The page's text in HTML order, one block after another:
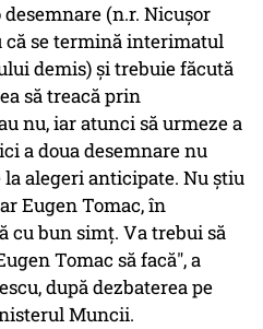
desemnare (n.r. Nicuşor
că se termină interimatul
demis) şi trebuie făcută
să treacă prin
nu, iar atunci să urmeze a
a doua desemnare nu
alegeri anticipate. Nu ştiu
Eugen Tomac, în
cu bun simţ. Va trebui să
Tomac să facă", a
după dezbaterea pe
Muncii.